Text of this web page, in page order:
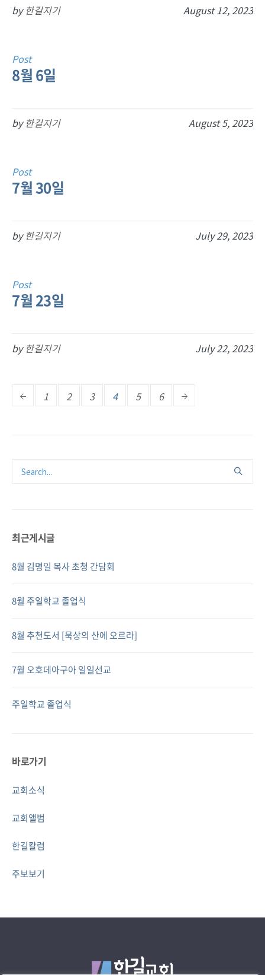
August 12, 2023
by 한길지기
Post
8월 6일
August 5, 2023
by 한길지기
Post
7월 30일
July 29, 2023
by 한길지기
Post
7월 23일
July 22, 2023
by 한길지기
1 2 3 4 5 6
최근게시글
8월 김명일 목사 초청 간담회
8월 주일학교 졸업식
8월 추천도서 [묵상의 산에 오르라]
7월 오호데아구아 일일선교
주일학교 졸업식
바로가기
교회소식
교회앨범
한길칼럼
주보보기